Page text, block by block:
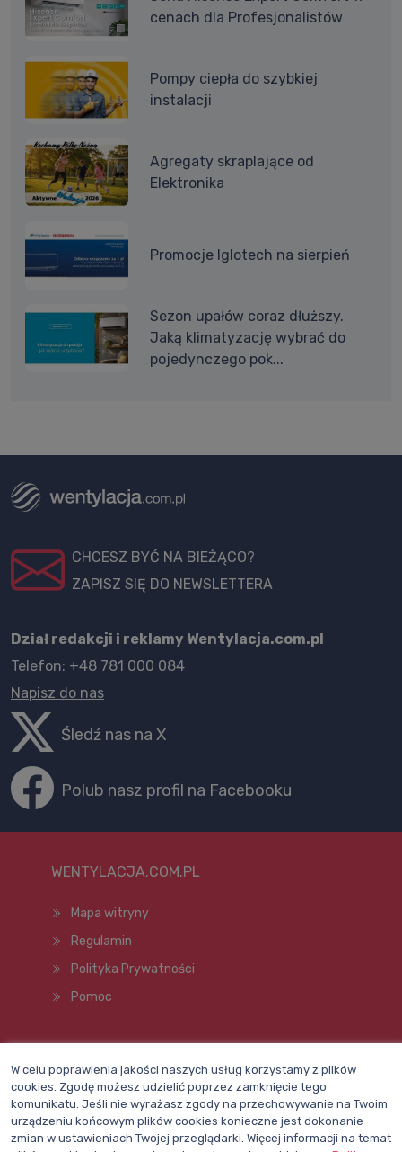
cenach dla Profesjonalistów
Pompy ciepła do szybkiej
instalacji
Agregaty skraplające od
Elektronika
Promocje Iglotech na sierpień
Sezon upałów coraz dłuższy.
Jaką klimatyzację wybrać do
pojedynczego pok...
CHCESZ BYĆ NA BIEŻĄCO?
ZAPISZ SIĘ DO NEWSLETTERA
Dział redakcji i reklamy Wentylacja.com.pl
Telefon: +48 781 000 084
Napisz do nas
Śledź nas na X
Polub nasz profil na Facebooku
WENTYLACJA.COM.PL
Mapa witryny
Regulamin
Polityka Prywatności
Pomoc
W celu poprawienia jakości naszych usług korzystamy z plików
cookies. Zgodę możesz udzielić poprzez zamknięcie tego
komunikatu. Jeśli nie wyrażasz zgody na przechowywanie na Twoim
urządzeniu końcowym plików cookies konieczne jest dokonanie
zmian w ustawieniach Twojej przeglądarki. Więcej informacji na temat